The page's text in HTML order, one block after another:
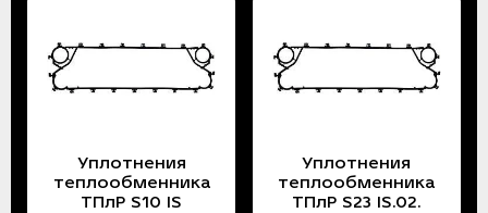
Уплотнения
теплообменника
ТПлР S10 IS
Уплотнения
теплообменника
ТПлР S23 IS.02.